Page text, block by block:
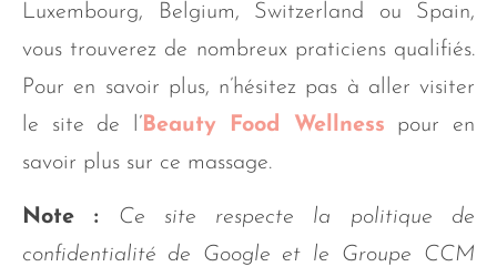
Luxembourg, Belgium, Switzerland ou Spain,
vous trouverez de nombreux praticiens qualifiés.
Pour en savoir plus, n’hésitez pas à aller visiter
le site de l’Beauty Food Wellness pour en
savoir plus sur ce massage.
Note :
Ce site respecte la politique de
confidentialité de Google et le Groupe CCM